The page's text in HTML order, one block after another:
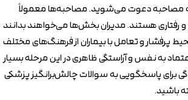
به مصاحبه دعوت می‌شوید. مصاحبه‌ها معمولاً
و رفتاری هستند. مدیران بخش‌ها می‌خواهند بدانند
پرفشار و تعامل با بیماران از فرهنگ‌های مختلف
به نفس و آراستگی ظاهری در این مرحله بسیار
برای پاسخگویی به سوالات چالش‌برانگیز پزشکی
باشید.